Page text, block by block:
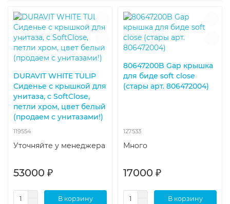
DURAVIT WHITE TULIP
Сиденье с крышкой для
унитаза, с SoftClose,
петли хром, цвет белый
(продаем с унитазами!)
119554
Уточняйте у менеджера
53000 ₽
В корзину
80647200B Gap крышка
для биде soft close
(стары арт. 806472004)
127533
Много
17000 ₽
В корзину